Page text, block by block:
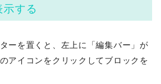
する
ーを置くと、左上に「編集バー」が
アイコンをクリックしてブロックを